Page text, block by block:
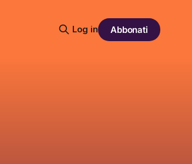
Log in Abbonati